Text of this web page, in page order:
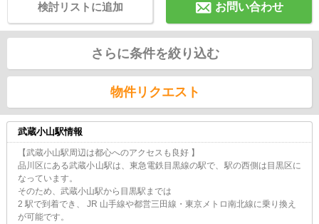
お問い合わせ
検討リストに追加
さらに条件を絞り込む
物件リクエスト
武蔵小山駅情報
【武蔵小山駅周辺は都心へのアクセスも良好 】
品川区にある武蔵小山駅は、東急電鉄目黒線の駅で、駅の西側は目黒区に
なっています。
そのため、武蔵小山駅から目黒駅までは
2 駅で到着でき、 JR 山手線や都営三田線・東京メトロ南北線に乗り換え
が可能です。